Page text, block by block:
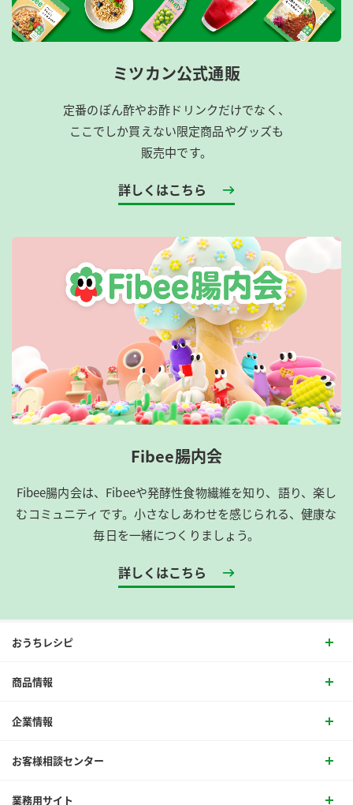
ミツカン公式通販
定番のぽん酢やお酢ドリンクだけでなく、
ここでしか買えない限定商品やグッズも
販売中です。
詳しくはこちら
Fibee腸内会
Fibee腸内会は、​Fibeeや発酵性食物繊維を知り、語り、楽し
むコミュニティです。​小さなしあわせを感じられる、健康な
毎日を一緒につくりましょう。
詳しくはこちら
おうちレシピ
商品情報
企業情報
お客様相談センター
業務用サイト